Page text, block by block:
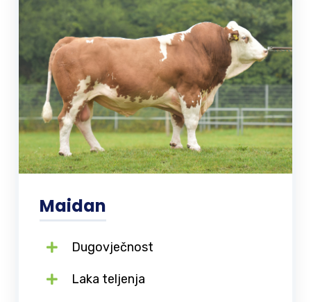
Maidan
Dugovječnost
Laka teljenja